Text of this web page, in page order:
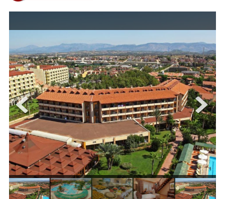
ЗА НАС
КОНТАКТИ
ФИРМЕНИ ДОКУМЕНТИ
0700 144 34 Запитване
ПОСЛЕДВАЙТЕ НИ